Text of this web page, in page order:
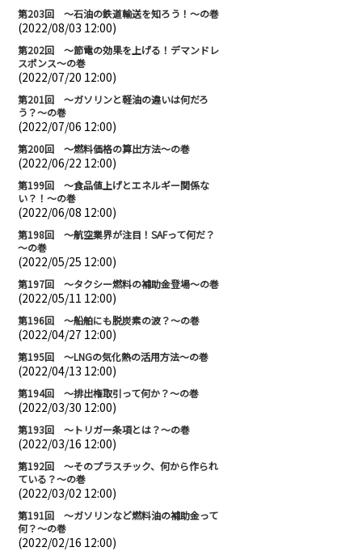
第203回 ～石油の鉄道輸送を知ろう！～の巻
(2022/08/03 12:00)
第202回 ～節電の効果を上げる！デマンドレ
スポンス～の巻
(2022/07/20 12:00)
第201回 ～ガソリンと軽油の違いは何だろ
う？～の巻
(2022/07/06 12:00)
第200回 ～燃料価格の算出方法～の巻
(2022/06/22 12:00)
第199回 ～食品値上げとエネルギー関係な
い？！～の巻
(2022/06/08 12:00)
第198回 ～航空業界が注目！SAFって何だ？
～の巻
(2022/05/25 12:00)
第197回 ～タクシー燃料の補助金登場～の巻
(2022/05/11 12:00)
第196回 ～船舶にも脱炭素の波？～の巻
(2022/04/27 12:00)
第195回 ～LNGの気化熱の活用方法～の巻
(2022/04/13 12:00)
第194回 ～排出権取引って何か？～の巻
(2022/03/30 12:00)
第193回 ～トリガー条項とは？～の巻
(2022/03/16 12:00)
第192回 ～そのプラスチック、何から作られ
ている？～の巻
(2022/03/02 12:00)
第191回 ～ガソリンなど燃料油の補助金って
何？～の巻
(2022/02/16 12:00)